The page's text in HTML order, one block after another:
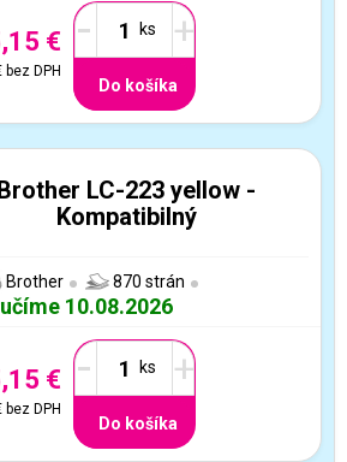
€
bez DPH
- +
Do košíka
LC-223 yellow -
Kompatibilný
Brother 870 strán
10.08.2026
€
bez DPH
- +
Do košíka